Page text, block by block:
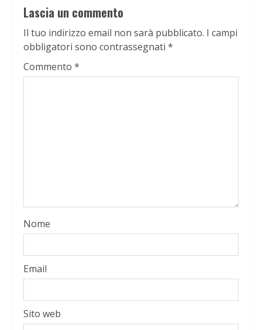
Lascia un commento
Il tuo indirizzo email non sarà pubblicato. I campi
obbligatori sono contrassegnati *
Commento *
Nome
Email
Sito web